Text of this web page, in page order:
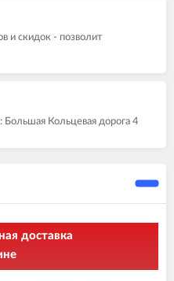
и скидок - позволит
Кольцевая дорога 4
доставка